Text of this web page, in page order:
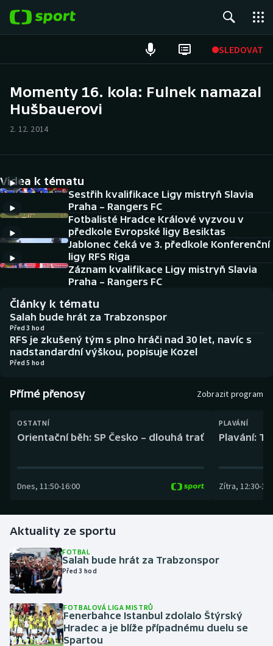
SLEDOVAT
Hokej
Cyklistika
DALŠÍ SPORTY
Americký fotbal
Baseball a softbal
Basketbal
Biatlon
Box
Curling
Florbal
Futsal
Golf
Gymnastika
Házená
Jezdectví
NEPŘEHLÉDNĚTE
Historické návraty
Aplikace ČT sport
Momenty 16. kola: Fulnek namazal
Hušbauerovi
2. 12. 2014
Videa k tématu
Sestřih kvalifikace Ligy mistryň Slavia
Praha – Rangers FC
Fotbalisté Hradce Králové vyzvou v
předkole Evropské ligy Besiktas
Jablonec čeká ve 3. předkole Konferenční
ligy RFS Riga
Záznam kvalifikace Ligy mistryň Slavia
Praha – Rangers FC
Články k tématu
Salah bude hrát za Trabzonspor
Před 3 hod
RFS je zkušený tým s plno hráči nad 30 let, navíc s
nadstandardní výškou, popisuje Kozel
Před 5 hod
Přímé přenosy Zobrazit program
OSTATNÍ
Orientační běh: SP Česko – dlouhá trať
Dnes, 11:50-16:00
PLAVÁNÍ
Plavání:
Zítra, 12:30-
Aktuality ze sportu
FOTBAL
Salah bude hrát za Trabzonspor
Před 3 hod
FOTBALOVÁ LIGA MISTRŮ
Fenerbahce Istanbul zdolalo Štýrský
Hradec a je blíže případnému duelu se
Spartou